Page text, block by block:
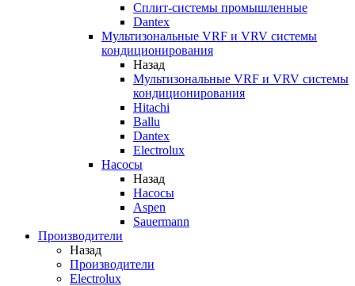
Сплит-системы промышленные
Dantex
Мультизональные VRF и VRV системы
кондиционирования
Назад
Мультизональные VRF и VRV системы
кондиционирования
Hitachi
Ballu
Dantex
Electrolux
Насосы
Назад
Насосы
Aspen
Sauermann
Производители
Назад
Производители
Electrolux